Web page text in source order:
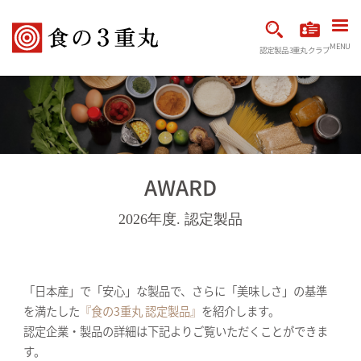
認定製品3重丸クラブMENU
AWARD
2026年度. 認定製品
「日本産」で「安心」な製品で、さらに「美味しさ」の基準
を満たした 『食の3重丸 認定製品』 を紹介します。
認定企業・製品の詳細は下記よりご覧いただくことができま
す。